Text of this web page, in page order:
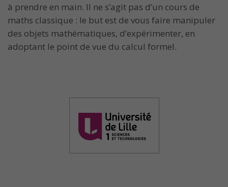
à prendre en main. Il ne s’agit pas d’un cours de
maths classique : le but est de vous faire manipuler
des objets mathématiques, d’expérimenter, en
adoptant le point de vue du calcul formel.